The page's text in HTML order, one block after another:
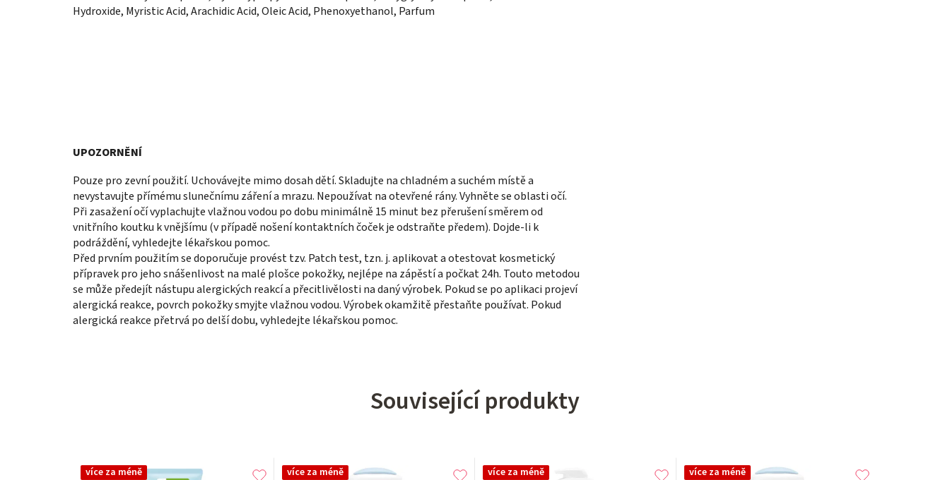
Hydroxide, Myristic Acid, Arachidic Acid, Oleic Acid, Phenoxyethanol, Parfum
UPOZORNĚNÍ
Pouze pro zevní použití. Uchovávejte mimo dosah dětí. Skladujte na chladném a suchém místě a
nevystavujte přímému slunečnímu záření a mrazu. Nepoužívat na otevřené rány. Vyhněte se oblasti očí.
Při zasažení očí vyplachujte vlažnou vodou po dobu minimálně 15 minut bez přerušení směrem od
vnitřního koutku k vnějšímu (v případě nošení kontaktních čoček je odstraňte předem). Dojde-li k
podráždění, vyhledejte lékařskou pomoc.
Před prvním použitím se doporučuje provést tzv. Patch test, tzn. j. aplikovat a otestovat kosmetický
přípravek pro jeho snášenlivost na malé plošce pokožky, nejlépe na zápěstí a počkat 24h. Touto metodou
se může předejít nástupu alergických reakcí a přecitlivělosti na daný výrobek. Pokud se po aplikaci projeví
alergická reakce, povrch pokožky smyjte vlažnou vodou. Výrobek okamžitě přestaňte používat. Pokud
alergická reakce přetrvá po delší dobu, vyhledejte lékařskou pomoc.
Související produkty
více za méně více za méně více za méně více za méně